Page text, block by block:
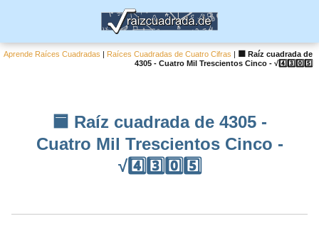
Aprende Raíces Cuadradas | Raíces Cuadradas de Cuatro Cifras |
🟦 Raíz cuadrada de
4305 - Cuatro Mil Trescientos Cinco - √4️⃣3️⃣0️⃣5️⃣
🟦 Raíz cuadrada de 4305 -
Cuatro Mil Trescientos Cinco -
√4️⃣3️⃣0️⃣5️⃣